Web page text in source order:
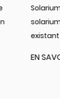
directement